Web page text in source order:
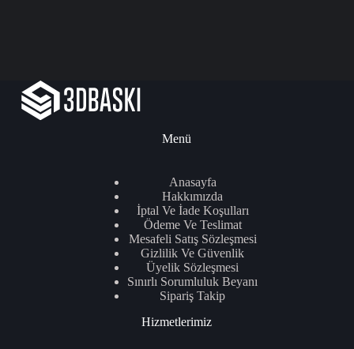
Menü
Anasayfa
Hakkımızda
İptal Ve İade Koşulları
Ödeme Ve Teslimat
Mesafeli Satış Sözleşmesi
Gizlilik Ve Güvenlik
Üyelik Sözleşmesi
Sınırlı Sorumluluk Beyanı
Sipariş Takip
Hizmetlerimiz